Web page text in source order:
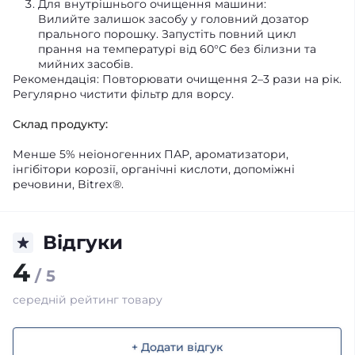
Для внутрішнього очищення машини:
Вилийте залишок засобу у головний дозатор
прального порошку. Запустіть повний цикл
прання на температурі від 60°C без білизни та
мийних засобів.
Рекомендація: Повторювати очищення 2–3 рази на рік.
Регулярно чистити фільтр для ворсу.
Склад продукту:
Менше 5% неіоногенних ПАР, ароматизатори,
інгібітори корозії, органічні кислоти, допоміжні
речовини, Bitrex®.
Відгуки
4 / 5
середній рейтинг товару
+ Додати відгук